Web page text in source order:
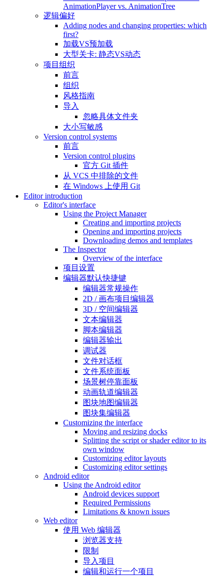
AnimationPlayer vs. AnimationTree
逻辑偏好
Adding nodes and changing properties: which
first?
加载VS预加载
大型关卡: 静态VS动态
项目组织
前言
组织
风格指南
导入
忽略具体文件夹
大小写敏感
Version control systems
前言
Version control plugins
官方 Git 插件
从 VCS 中排除的文件
在 Windows 上使用 Git
Editor introduction
Editor's interface
Using the Project Manager
Creating and importing projects
Opening and importing projects
Downloading demos and templates
The Inspector
Overview of the interface
项目设置
编辑器默认快捷键
编辑器常规操作
2D / 画布项目编辑器
3D / 空间编辑器
文本编辑器
脚本编辑器
编辑器输出
调试器
文件对话框
文件系统面板
场景树停靠面板
动画轨道编辑器
图块地图编辑器
图块集编辑器
Customizing the interface
Moving and resizing docks
Splitting the script or shader editor to its
own window
Customizing editor layouts
Customizing editor settings
Android editor
Using the Android editor
Android devices support
Required Permissions
Limitations & known issues
Web editor
使用 Web 编辑器
浏览器支持
限制
导入项目
编辑和运行一个项目